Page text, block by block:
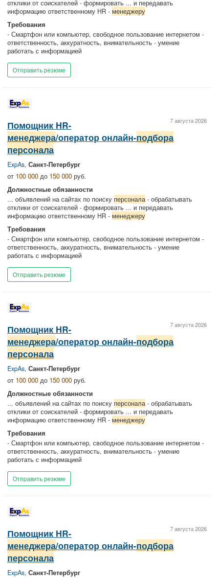
отклики от соискателей - формировать ... и передавать
информацию ответственному HR - менеджеру
Требования
- Смартфон или компьютер, свободное пользование интернетом -
ответственность, аккуратность, внимательность - умение
работать с информацией
Отправить резюме
7 августа 2026
Помощник HR-
менеджера/оператор онлайн-подбора
персонала
ExpAs, Санкт-Петербург
от 100 000 до 150 000 руб.
Должностные обязанности
... объявлений на сайтах по поиску персонала- обрабатывать
отклики от соискателей - формировать ... и передавать
информацию ответственному HR - менеджеру
Требования
- Смартфон или компьютер, свободное пользование интернетом -
ответственность, аккуратность, внимательность - умение
работать с информацией
Отправить резюме
7 августа 2026
Помощник HR-
менеджера/оператор онлайн-подбора
персонала
ExpAs, Санкт-Петербург
от 100 000 до 150 000 руб.
Должностные обязанности
... объявлений на сайтах по поиску персонала- обрабатывать
отклики от соискателей - формировать ... и передавать
информацию ответственному HR - менеджеру
Требования
- Смартфон или компьютер, свободное пользование интернетом -
ответственность, аккуратность, внимательность - умение
работать с информацией
Отправить резюме
7 августа 2026
Помощник HR-
менеджера/оператор онлайн-подбора
персонала
ExpAs, Санкт-Петербург